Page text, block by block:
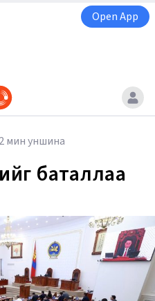
Open App
2 мин уншина
баталлаа